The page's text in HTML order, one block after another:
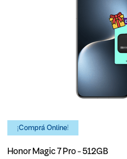
¡Comprá Online!
Honor Magic 7 Pro - 512GB